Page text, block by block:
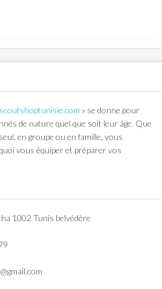
scoutshoptunisie.com » se donne pour
de nature quel que soit leur âge. Que
en groupe ou en famille, vous
vous équiper et préparer vos
1002 Tunis belvédère